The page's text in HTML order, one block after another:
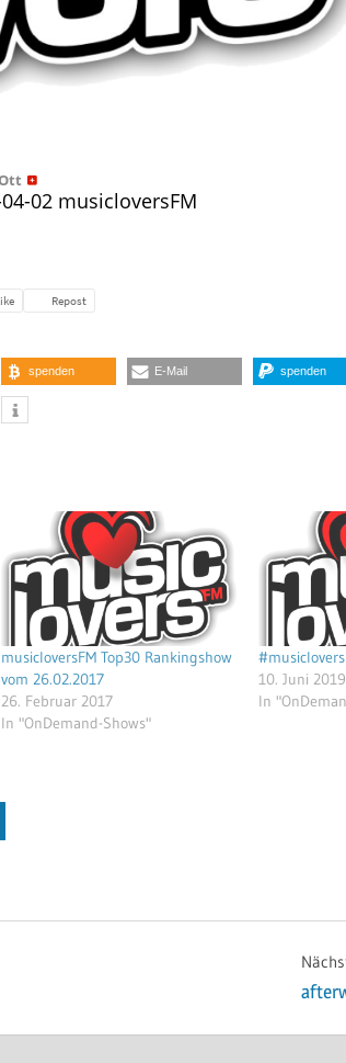
spenden E-Mail spenden
musicloversFM Top30 Rankingshow
vom 26.02.2017
26. Februar 2017
In "OnDemand-Shows"
10. Juni 2019
In